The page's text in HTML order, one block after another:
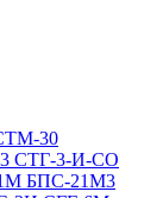
30
СТГ-3-И-CO
БПС-21М3